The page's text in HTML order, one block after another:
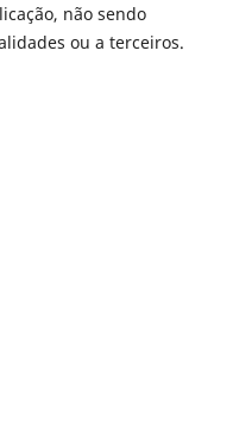
não sendo
ou a terceiros.